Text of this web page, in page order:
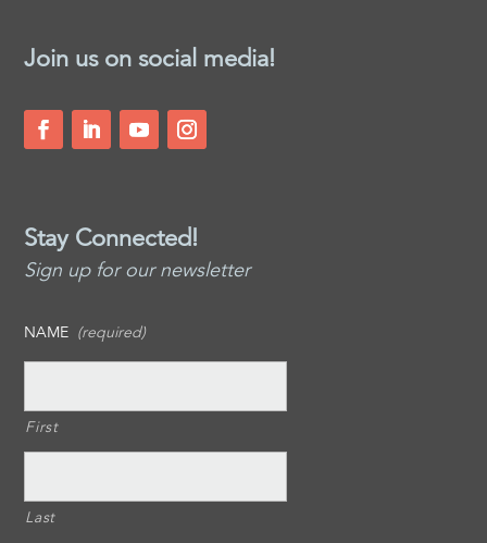
Join us on social media!
Stay Connected!
Sign up for our newsletter
NAME (required)
First
Last